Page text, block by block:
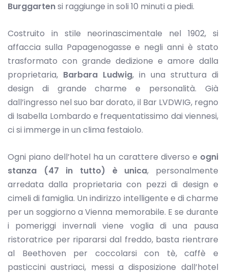
Burggartensi raggiunge in soli 10 minuti a piedi.
Costruito in stile neorinascimentale nel 1902, si
affaccia sulla Papagenogasse e negli anni è stato
trasformato con grande dedizione e amore dalla
proprietaria, Barbara Ludwig, in una struttura di
design di grande charme e personalità. Già
dall’ingresso nel suo bar dorato, il Bar LVDWIG, regno
di Isabella Lombardo e frequentatissimo dai viennesi,
ci si immerge in un clima festaiolo.
Ogni piano dell’hotel ha un carattere diverso e ogni
stanza (47 in tutto) è unica, personalmente
arredata dalla proprietaria con pezzi di design e
cimeli di famiglia. Un indirizzo intelligente e di charme
per un soggiorno a Vienna memorabile. E se durante
i pomeriggi invernali viene voglia di una pausa
ristoratrice per ripararsi dal freddo, basta rientrare
al Beethoven per coccolarsi con tè, caffè e
pasticcini austriaci, messi a disposizione dall’hotel